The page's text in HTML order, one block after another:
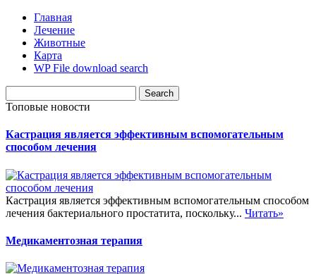
Главная
Лечение
Животные
Карта
WP File download search
Топовые новости
Кастрация является эффективным вспомогательным
способом лечения
Кастрация является эффективным вспомогательным способом
лечения бактериального простатита, поскольку... Читать»
Медикаментозная терапия